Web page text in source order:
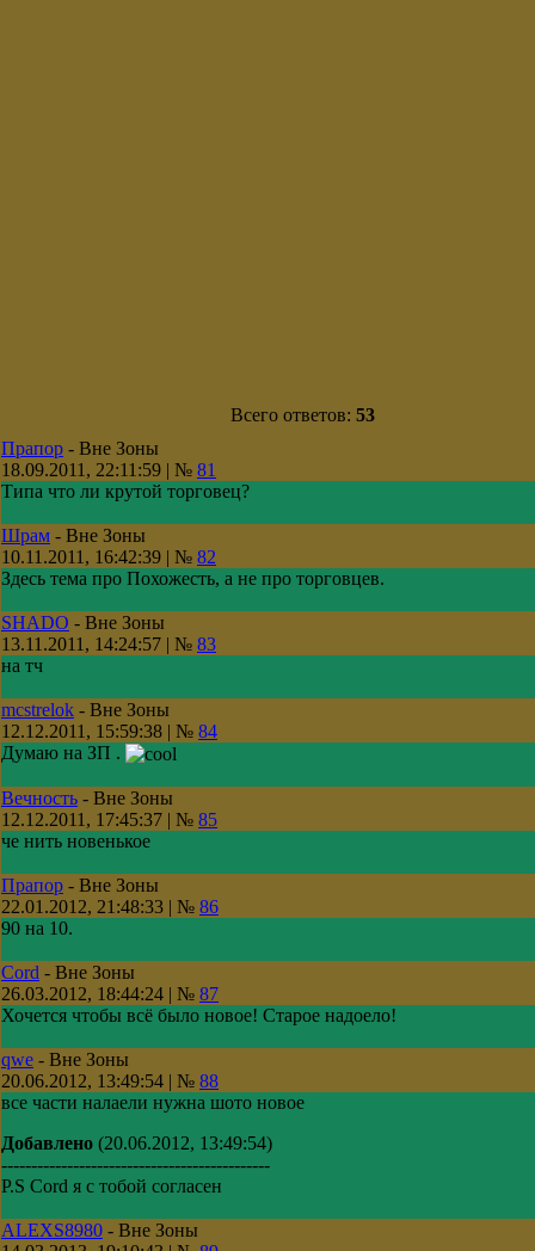
Всего ответов: 53
Прапор - Вне Зоны
18.09.2011, 22:11:59 | № 81
Типа что ли крутой торговец?
Шрам - Вне Зоны
10.11.2011, 16:42:39 | № 82
Здесь тема про Похожесть, а не про торговцев.
SHADO - Вне Зоны
13.11.2011, 14:24:57 | № 83
на тч
mcstrelok - Вне Зоны
12.12.2011, 15:59:38 | № 84
Думаю на ЗП .
Вечность - Вне Зоны
12.12.2011, 17:45:37 | № 85
че нить новенькое
Прапор - Вне Зоны
22.01.2012, 21:48:33 | № 86
90 на 10.
Cord - Вне Зоны
26.03.2012, 18:44:24 | № 87
Хочется чтобы всё было новое! Старое надоело!
qwe - Вне Зоны
20.06.2012, 13:49:54 | № 88
все части налаели нужна шото новое
Добавлено (20.06.2012, 13:49:54)
---------------------------------------------
P.S Cord я с тобой согласен
ALEXS8980 - Вне Зоны